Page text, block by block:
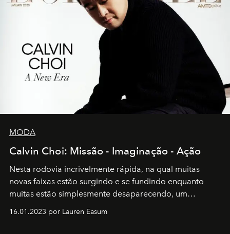
MODA
Calvin Choi: Missão - Imaginação - Ação
Nesta rodovia incrivelmente rápida, na qual muitas
novas faixas estão surgindo e se fundindo enquanto
muitas estão simplesmente desaparecendo, um
transportador AMTD abrindo caminho para muitos
16.01.2023 por Lauren Easum